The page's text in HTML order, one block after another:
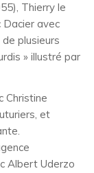
Thierry le
Dacier avec
plusieurs
» illustré par
Christine
et
Albert Uderzo